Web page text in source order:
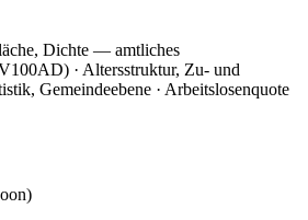
Dichte — amtliches
· Altersstruktur, Zu- und
Gemeindeebene · Arbeitslosenquote